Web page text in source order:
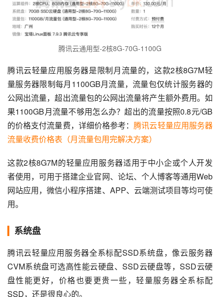
腾讯云通用型-2核8G-70G-1100G
腾讯云轻量应用服务器是限制月流量的，这款2核8G7M轻
量服务器限制每月1100GB月流量，流量包仅统计服务器的
公网出流量，超出流量包的公网出流量将产生额外费用。如
果1100GB月流量不够用怎么办？超出的流量按照0.8元/GB
的价格支付流量费，详细价格参考：腾讯云轻量应用服务器
流量收费价格表（月流量包用完解决方案）
这款2核8G7M的轻量应用服务器适用于中小企或个人开发
者使用，可用于搭建企业官网、论坛、个人博客等通用Web
网站应用，微信小程序搭建、APP、云端测试项目等均可使
用。
系统盘
腾讯云轻量应用服务器全系标配SSD系统盘，像云服务器
CVM系统盘可选高性能云硬盘、SSD云硬盘等，SSD云硬
盘性能更好，价格也要更贵一些，轻量服务器全系标配
SSD，还是很良心的。